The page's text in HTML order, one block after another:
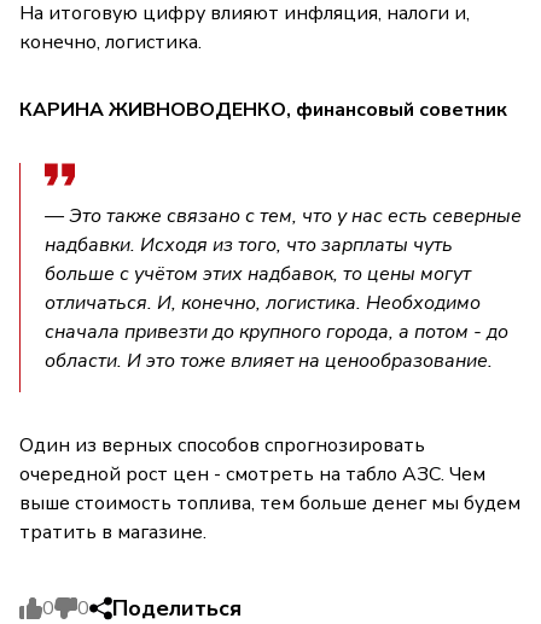
На итоговую цифру влияют инфляция, налоги и,
конечно, логистика.
КАРИНА ЖИВНОВОДЕНКО, финансовый советник
— Это также связано с тем, что у нас есть северные
надбавки. Исходя из того, что зарплаты чуть
больше с учётом этих надбавок, то цены могут
отличаться. И, конечно, логистика. Необходимо
сначала привезти до крупного города, а потом - до
области. И это тоже влияет на ценообразование.
Один из верных способов спрогнозировать
очередной рост цен - смотреть на табло АЗС. Чем
выше стоимость топлива, тем больше денег мы будем
тратить в магазине.
0 0 Поделиться